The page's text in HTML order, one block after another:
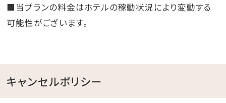
■当プランの料金はホテルの稼動状況により変動する
可能性がございます。
キャンセルポリシー